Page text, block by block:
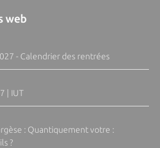
web
- Calendrier des rentrées
| IUT
: Quantiquement votre :
?